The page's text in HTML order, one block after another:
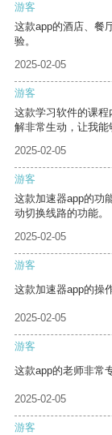
游客
这款app的酒店、餐
验。
2025-02-05
游客
这款学习软件的课
解非常生动，让我能
2025-02-05
游客
这款加速器app的功
动切换线路的功能。
2025-02-05
游客
这款加速器app的操
2025-02-05
游客
这款app的老师非常
2025-02-05
游客